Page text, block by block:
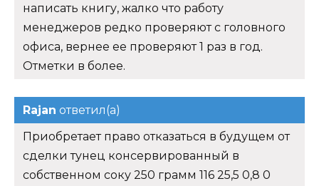
написать книгу, жалко что работу
менеджеров редко проверяют с головного
офиса, вернее ее проверяют 1 раз в год.
Отметки в более.
Rajan ответил(а)
Приобретает право отказаться в будущем от
сделки тунец консервированный в
собственном соку 250 грамм 116 25,5 0,8 0